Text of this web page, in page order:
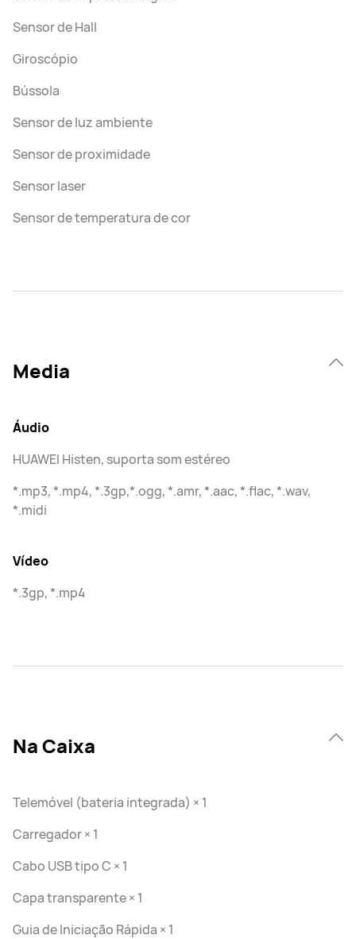
Sensor de Hall
Giroscópio
Bússola
Sensor de luz ambiente
Sensor de proximidade
Sensor laser
Sensor de temperatura de cor
Media
Áudio
HUAWEI Histen, suporta som estéreo
*.mp3, *.mp4, *.3gp,*.ogg, *.amr, *.aac, *.flac, *.wav,
*.midi
Vídeo
*.3gp, *.mp4
Na Caixa
Telemóvel (bateria integrada) × 1
Carregador × 1
Cabo USB tipo C × 1
Capa transparente × 1
Guia de Iniciação Rápida × 1